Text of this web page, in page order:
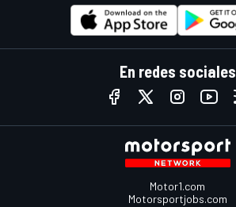
En redes sociales
Motor1.com
Motorsportjobs.com